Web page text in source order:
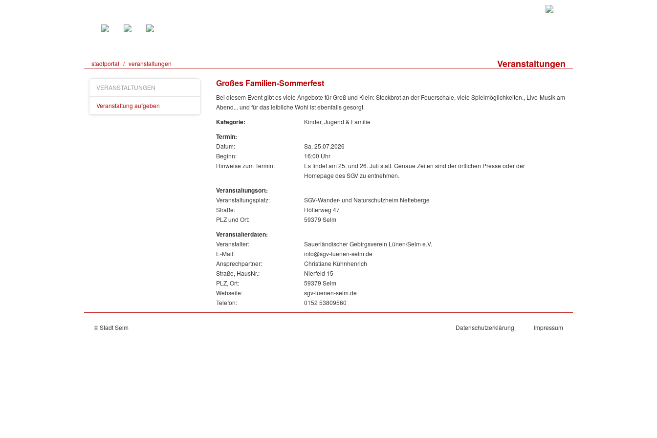
stadtportal / veranstaltungen Veranstaltungen
VERANSTALTUNGEN
Veranstaltung aufgeben
Großes Familien-Sommerfest
Bei diesem Event gibt es viele Angebote für Groß und Klein: Stockbrot an der Feuerschale, viele Spielmöglichkeiten., Live-Musik am
Abend... und für das leibliche Wohl ist ebenfalls gesorgt.
Kategorie: Kinder, Jugend & Familie
Termin:
Datum:
Sa. 25.07.2026
Beginn:
16:00 Uhr
Hinweise zum Termin:
Es findet am 25. und 26. Juli statt. Genaue Zeiten sind der örtlichen Presse oder der
Homepage des SGV zu entnehmen.
Veranstaltungsort:
Veranstaltungsplatz:
SGV-Wander- und Naturschutzheim Netteberge
Straße:
Hölterweg 47
PLZ und Ort:
59379 Selm
Veranstalterdaten:
Veranstalter:
Sauerländischer Gebirgsverein Lünen/Selm e.V.
E-Mail:
info@sgv-luenen-selm.de
Ansprechpartner:
Christiane Kühnhenrich
Straße, HausNr.:
Nierfeld 15
PLZ, Ort:
59379 Selm
Webseite:
sgv-luenen-selm.de
Telefon:
0152 53809560
Impressum
Datenschutzerklärung
© Stadt Selm